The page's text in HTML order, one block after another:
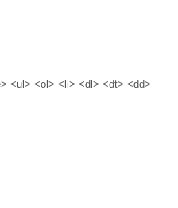
<ul> <ol> <li> <dl> <dt> <dd>